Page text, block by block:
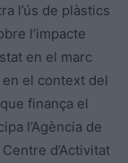
l’ús de plàstics
l’impacte
en el marc
en el context del
finança el
l’Agència de
d’Activitat